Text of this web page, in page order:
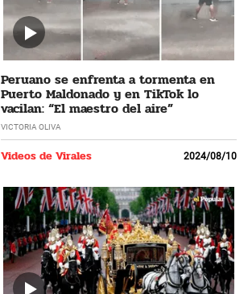
Peruano se enfrenta a tormenta en
Puerto Maldonado y en TikTok lo
vacilan: “El maestro del aire”
VICTORIA OLIVA
Videos de Virales 2024/08/10